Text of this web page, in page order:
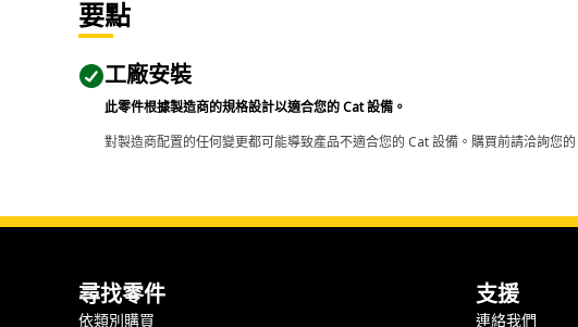
要點
工廠安裝
此零件根據製造商的規格設計以適合您的 Cat 設備。
對製造商配置的任何變更都可能導致產品不適合您的 Cat 設備。購買前請洽詢您
尋找零件
依類別購買
支援
連絡我們